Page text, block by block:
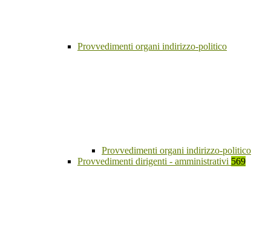
Provvedimenti organi indirizzo-politico
Provvedimenti organi indirizzo-politico
Provvedimenti dirigenti - amministrativi 569